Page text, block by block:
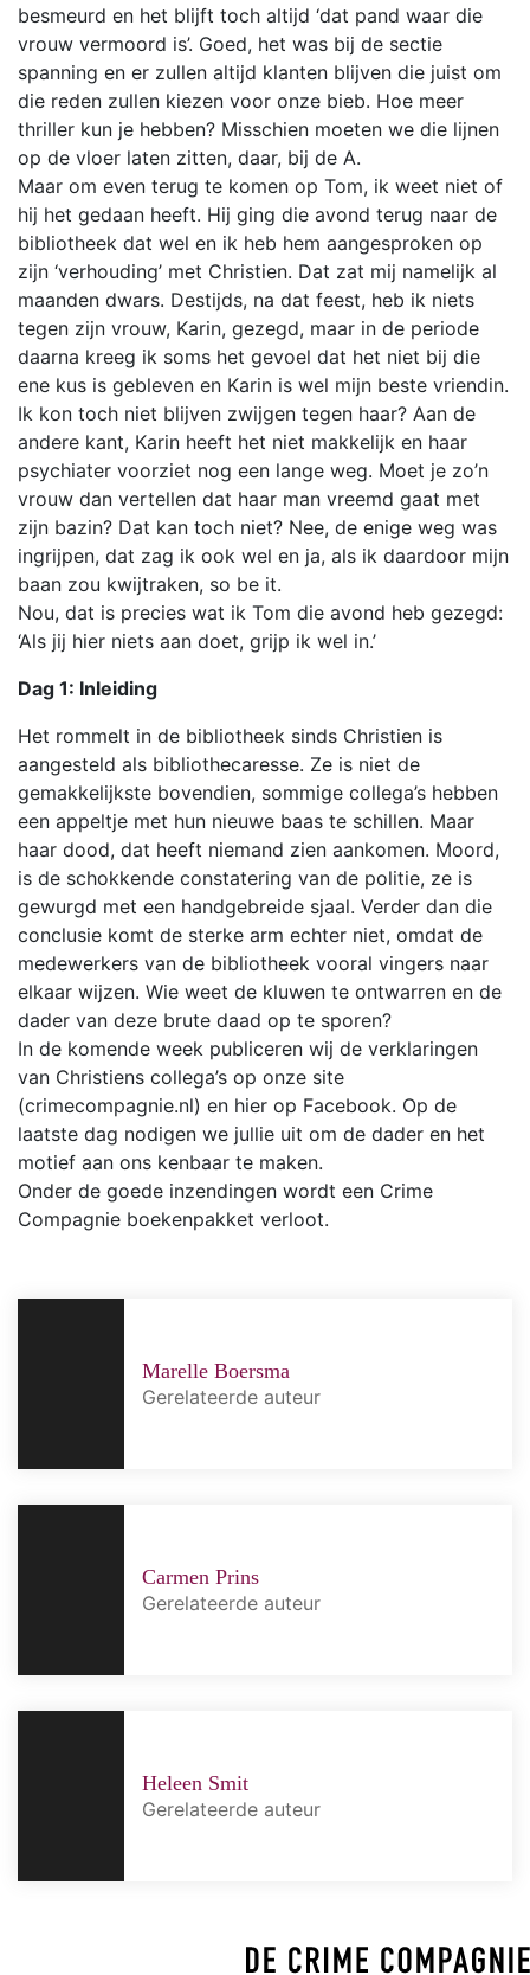
besmeurd en het blijft toch altijd ‘dat pand waar die
vrouw vermoord is’. Goed, het was bij de sectie
spanning en er zullen altijd klanten blijven die juist om
die reden zullen kiezen voor onze bieb. Hoe meer
thriller kun je hebben? Misschien moeten we die lijnen
op de vloer laten zitten, daar, bij de A.
Maar om even terug te komen op Tom, ik weet niet of
hij het gedaan heeft. Hij ging die avond terug naar de
bibliotheek dat wel en ik heb hem aangesproken op
zijn ‘verhouding’ met Christien. Dat zat mij namelijk al
maanden dwars. Destijds, na dat feest, heb ik niets
tegen zijn vrouw, Karin, gezegd, maar in de periode
daarna kreeg ik soms het gevoel dat het niet bij die
ene kus is gebleven en Karin is wel mijn beste vriendin.
Ik kon toch niet blijven zwijgen tegen haar? Aan de
andere kant, Karin heeft het niet makkelijk en haar
psychiater voorziet nog een lange weg. Moet je zo’n
vrouw dan vertellen dat haar man vreemd gaat met
zijn bazin? Dat kan toch niet? Nee, de enige weg was
ingrijpen, dat zag ik ook wel en ja, als ik daardoor mijn
baan zou kwijtraken, so be it.
Nou, dat is precies wat ik Tom die avond heb gezegd:
‘Als jij hier niets aan doet, grijp ik wel in.’
Dag 1: Inleiding
Het rommelt in de bibliotheek sinds Christien is
aangesteld als bibliothecaresse. Ze is niet de
gemakkelijkste bovendien, sommige collega’s hebben
een appeltje met hun nieuwe baas te schillen. Maar
haar dood, dat heeft niemand zien aankomen. Moord,
is de schokkende constatering van de politie, ze is
gewurgd met een handgebreide sjaal. Verder dan die
conclusie komt de sterke arm echter niet, omdat de
medewerkers van de bibliotheek vooral vingers naar
elkaar wijzen. Wie weet de kluwen te ontwarren en de
dader van deze brute daad op te sporen?
In de komende week publiceren wij de verklaringen
van Christiens collega’s op onze site
(crimecompagnie.nl) en hier op Facebook. Op de
laatste dag nodigen we jullie uit om de dader en het
motief aan ons kenbaar te maken.
Onder de goede inzendingen wordt een Crime
Compagnie boekenpakket verloot.
Marelle Boersma
Gerelateerde auteur
Carmen Prins
Gerelateerde auteur
Heleen Smit
Gerelateerde auteur